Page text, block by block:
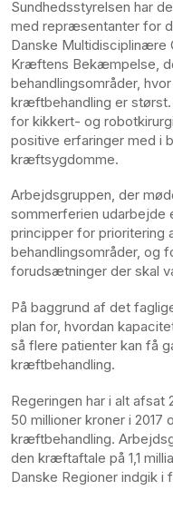
Sundhedsstyrelsen har
med repræsentanter for
Danske Multidisciplinære
Kræftens Bekæmpelse,
behandlingsområder,
kræftbehandling er
for kikkert- og
positive erfaringer med i
kræftsygdomme.
Arbejdsgruppen, der
sommerferien
principper for prioritering
behandlingsområder, og
forudsætninger der skal
På baggrund af det
plan for, hvordan
så flere patienter kan få
kræftbehandling.
Regeringen har i alt afsat
50 millioner kroner i 2017
kræftbehandling.
den kræftaftale på 1,1
Danske Regioner indgik i